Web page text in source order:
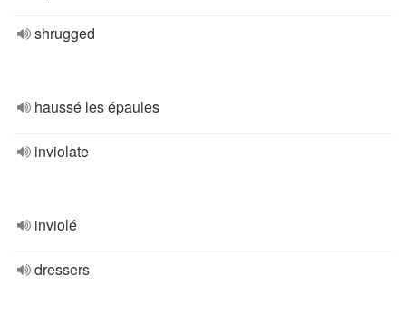
shrugged
haussé les épaules
inviolate
inviolé
dressers